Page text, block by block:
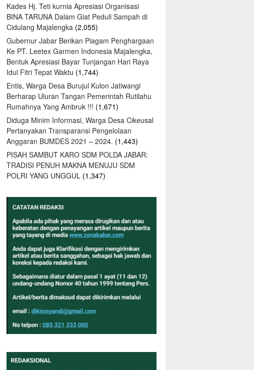
Kades Hj. Teti kurnia Apresiasi Organisasi
BINA TARUNA Dalam Giat Peduli Sampah di
Cidulang Majalengka (2,055)
Gubernur Jabar Berikan Piagam Penghargaan
Ke PT. Leetex Garmen Indonesia Majalengka,
Bentuk Apresiasi Bayar Tunjangan Hari Raya
Idul Fitri Tepat Waktu (1,744)
Entis, Warga Desa Burujul Kulon Jatiwangi
Berharap Uluran Tangan Pemerintah Rutilahu
Rumahnya Yang Ambruk !!! (1,671)
Diduga Minim Informasi, Warga Desa Cikeusal
Pertanyakan Transparansi Pengelolaan
Anggaran BUMDES 2021 – 2024. (1,443)
PISAH SAMBUT KARO SDM POLDA JABAR:
TRADISI PENUH MAKNA MENUJU SDM
POLRI YANG UNGGUL (1,347)